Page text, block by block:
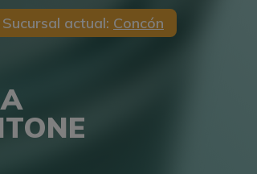
Sucursal actual: Concón